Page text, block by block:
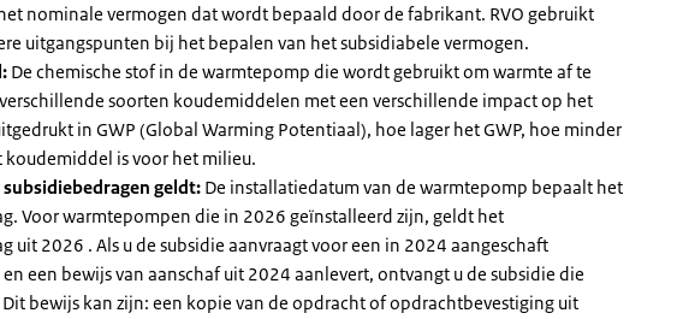
nominale vermogen dat wordt bepaald door de fabrikant. RVO gebruikt
uitgangspunten bij het bepalen van het subsidiabele vermogen.
De chemische stof in de warmtepomp die wordt gebruikt om warmte af te
soorten koudemiddelen met een verschillende impact op het
in GWP (Global Warming Potentiaal), hoe lager het GWP, hoe minder
koudemiddel is voor het milieu.
subsidiebedragen geldt: De installatiedatum van de warmtepomp bepaalt het
Voor warmtepompen die in 2026 geïnstalleerd zijn, geldt het
uit 2026 . Als u de subsidie aanvraagt voor een in 2024 aangeschaft
een bewijs van aanschaf uit 2024 aanlevert, ontvangt u de subsidie die
bewijs kan zijn: een kopie van de opdracht of opdrachtbevestiging uit